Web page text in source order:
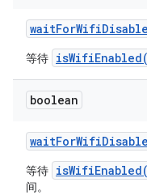
waitForWifi
等待
boolean
waitForWifi
等待
间。